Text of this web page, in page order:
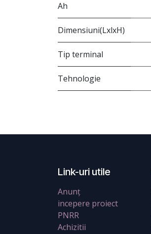
Ah
Dimensiuni(LxlxH)
Tip terminal
Tehnologie
Link-uri utile
Anunț
incepere proiect
PNRR
Achizitii